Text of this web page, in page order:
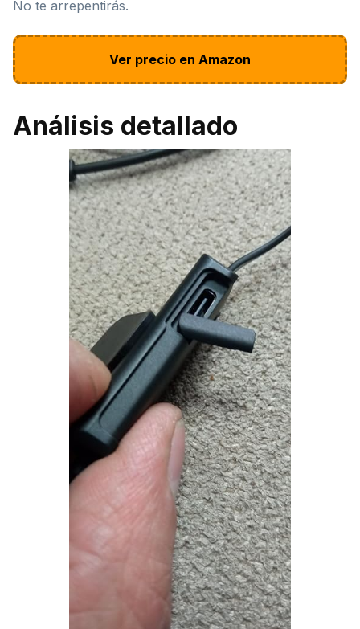
No te arrepentirás.
Ver precio en Amazon
Análisis detallado